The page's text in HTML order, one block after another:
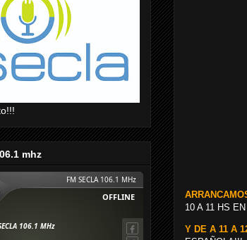
10 A 11 HS
Y DE A 11 A
mhz